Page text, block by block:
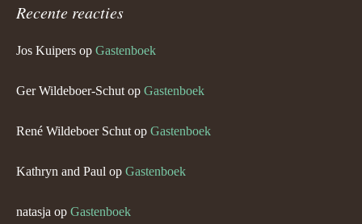
Recente reacties
Jos Kuipers op Gastenboek
Ger Wildeboer-Schut op Gastenboek
René Wildeboer Schut op Gastenboek
Kathryn and Paul op Gastenboek
natasja op Gastenboek